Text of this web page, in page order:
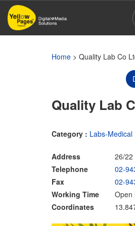
Skip
main
Home > Quality Lab Co
Quality Lab
Category : Labs-Medical
Address
26/22
Telephone
02-
Fax
02-
Working Time
Open
Coordinates